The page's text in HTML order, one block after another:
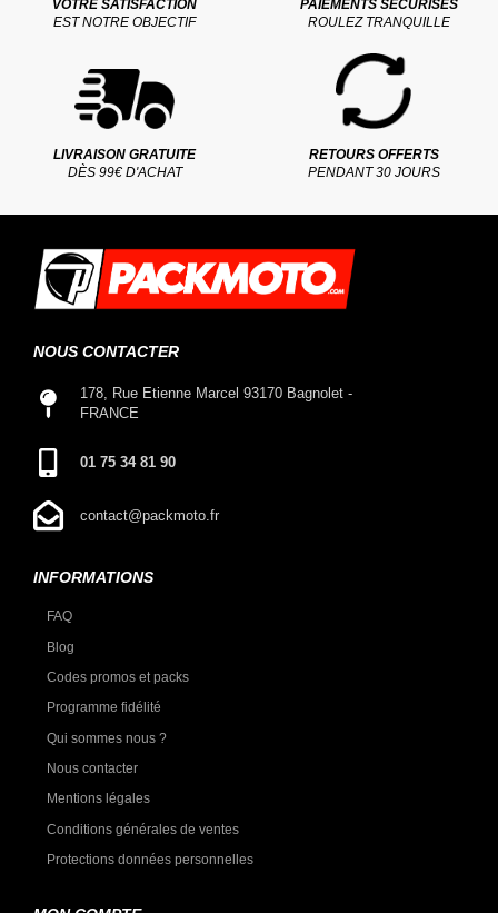
VOTRE SATISFACTION
EST NOTRE OBJECTIF
PAIEMENTS SÉCURISÉS
ROULEZ TRANQUILLE
LIVRAISON GRATUITE
DÈS 99€ D'ACHAT
RETOURS OFFERTS
PENDANT 30 JOURS
NOUS CONTACTER
178, Rue Etienne Marcel 93170 Bagnolet -
FRANCE
01 75 34 81 90
contact@packmoto.fr
INFORMATIONS
FAQ
Blog
Codes promos et packs
Programme fidélité
Qui sommes nous ?
Nous contacter
Mentions légales
Conditions générales de ventes
Protections données personnelles